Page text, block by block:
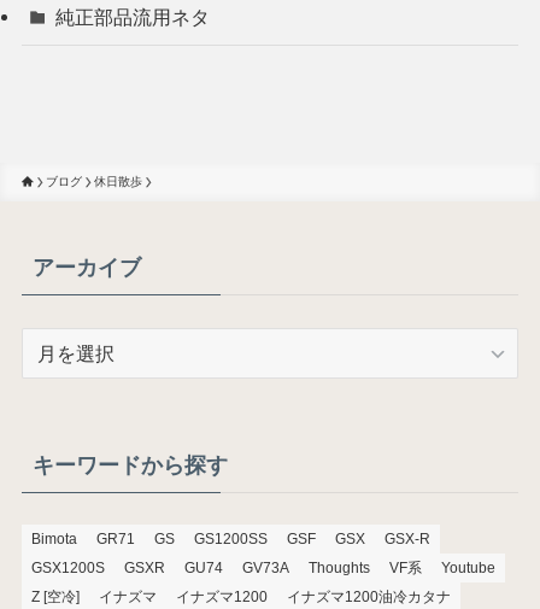
純正部品流用ネタ
ブログ 休日散歩
アーカイブ
ブキーワードから探す
Bimota GR71 GS GS1200SS GSF GSX
GSX-R
GSX1200S
GSXR GU74 GV73A Thoughts VF系
Youtube
Z [空冷]
イナズマ イナズマ1200 イナズマ1200油冷カタナ